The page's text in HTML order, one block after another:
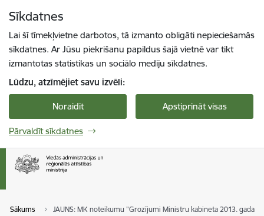
Sīkdatnes
Lai šī tīmekļvietne darbotos, tā izmanto obligāti nepieciešamās
sīkdatnes. Ar Jūsu piekrišanu papildus šajā vietnē var tikt
izmantotas statistikas un sociālo mediju sīkdatnes.
Lūdzu, atzīmējiet savu izvēli:
Noraidīt Apstiprināt visas
Pārvaldīt sīkdatnes
Sākums JAUNS: MK noteikumu "Grozījumi Ministru kabineta 2013. gada